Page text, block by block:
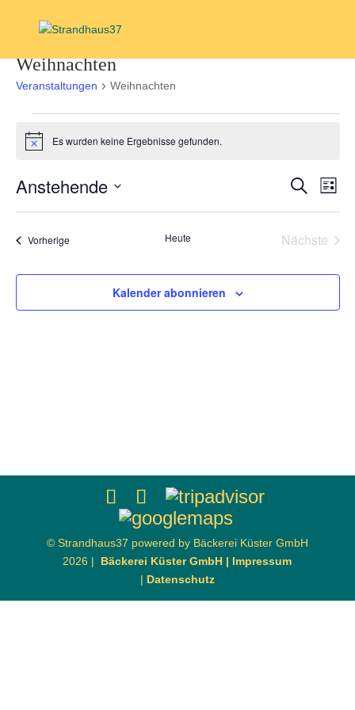
Weihnachten
Veranstaltungen Weihnachten
HinweisEs wurden keine Ergebnisse gefunden.
Suche
Liste
Anstehende
VorherigeVeranstaltungen Heute
Nächste
Kalender abonnieren
© Strandhaus37 powered by Bäckerei Küster GmbH
2026 |
Bäckerei Küster GmbH | Impressum
| Datenschutz